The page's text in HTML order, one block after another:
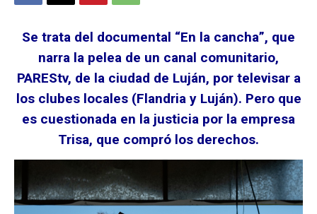
Se trata del documental “En la cancha”, que
narra la pelea de un canal comunitario,
PAREStv, de la ciudad de Luján, por televisar a
los clubes locales (Flandria y Luján). Pero que
es cuestionada en la justicia por la empresa
Trisa, que compró los derechos.